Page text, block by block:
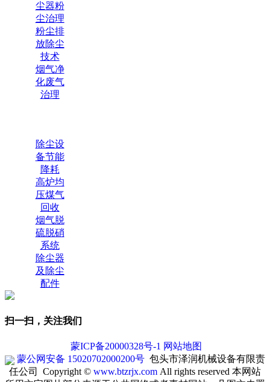
尘器粉
尘治理
粉尘排
放除尘
技术
烟气净
化废气
治理
除尘设
备节能
降耗
高炉均
压煤气
回收
烟气脱
硫脱硝
系统
除尘器
及除尘
配件
扫一扫，关注我们
蒙ICP备20000328号-1 网站地图
蒙公网安备 15020702000200号 包头市泽润机械设备有限责
任公司 Copyright © www.btzrjx.com All rights reserved 本网站